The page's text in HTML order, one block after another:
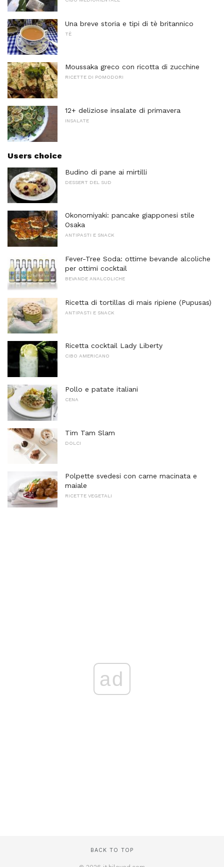
Una breve storia e tipi di tè britannico
TÈ
Moussaka greco con ricotta di zucchine
RICETTE DI POMODORI
12+ deliziose insalate di primavera
INSALATE
Users choice
Budino di pane ai mirtilli
DESSERT DEL SUD
Okonomiyaki: pancake giapponesi stile
Osaka
ANTIPASTI E SNACK
Fever-Tree Soda: ottime bevande alcoliche
per ottimi cocktail
BEVANDE ANALCOLICHE
Ricetta di tortillas di mais ripiene (Pupusas)
ANTIPASTI E SNACK
Ricetta cocktail Lady Liberty
CIBO AMERICANO
Pollo e patate italiani
CENA
Tim Tam Slam
DOLCI
Polpette svedesi con carne macinata e
maiale
RICETTE VEGETALI
ad
BACK TO TOP